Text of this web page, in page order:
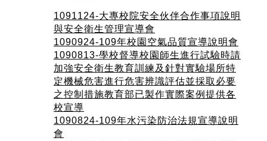
1091124-大專校院安全伙伴合作事項說明
與安全衛生管理宣導會
1090924-109年校園空氣品質宣導說明會
1090813-學校督導校園師生進行試驗時請
加強安全衛生教育訓練及針對實驗場所特
定機械危害進行危害辨識評估並採取必要
之控制措施教育部已製作實際案例提供各
校宣導
1090824-109年水污染防治法規宣導說明
會